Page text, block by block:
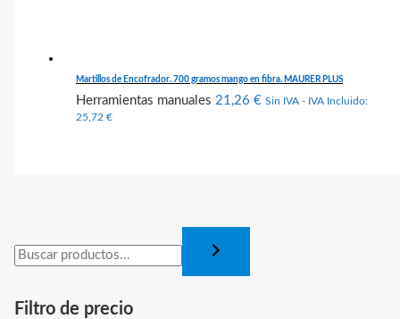
Filtro de precio
Martillos de Encofrador. 700 gramos mango en fibra. MAURER PLUS
Herramientas manuales 21,26€ Sin IVA - IVA Incluido:
25,72€